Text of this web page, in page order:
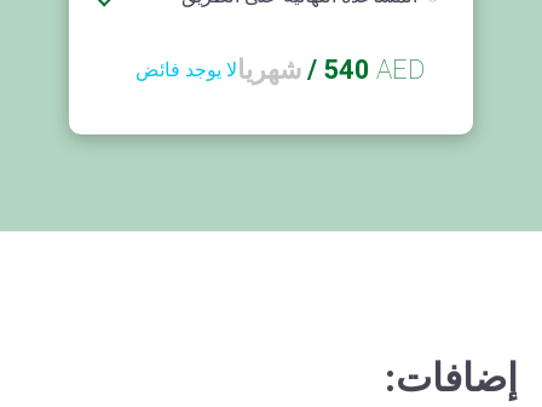
AED
540
/ شهريالا يوجد فائض
إضافات: